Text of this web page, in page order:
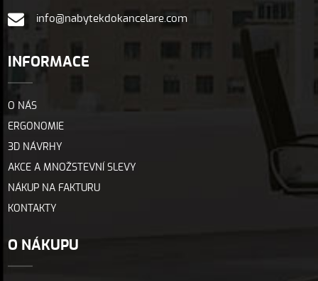
info@nabytekdokancelare.com
INFORMACE
O NÁS
ERGONOMIE
3D NÁVRHY
AKCE A MNOŽSTEVNÍ SLEVY
NÁKUP NA FAKTURU
KONTAKTY
O NÁKUPU